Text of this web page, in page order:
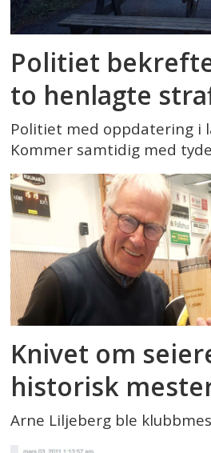
Politiet
to henlagte
Politiet med oppdatering i
Kommer samtidig med
Knivet om
historisk
Arne Liljeberg ble